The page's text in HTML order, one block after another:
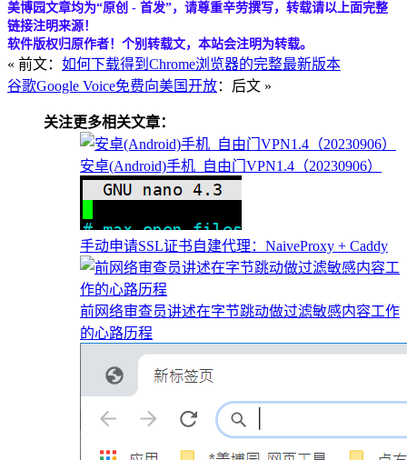
美博园文章均为“原创 - 首发”，请尊重辛劳撰写，转载请以上面完整
链接注明来源！
软件版权归原作者！个别转载文，本站会注明为转载。
« 前文： 如何下载得到Chrome浏览器的完整最新版本
谷歌Google Voice免费向美国开放：后文 »
关注更多相关文章：
安卓(Android)手机_自由门VPN1.4（20230906）
手动申请SSL证书自建代理：NaiveProxy + Caddy
前网络审查员讲述在字节跳动做过滤敏感内容工作
的心路历程